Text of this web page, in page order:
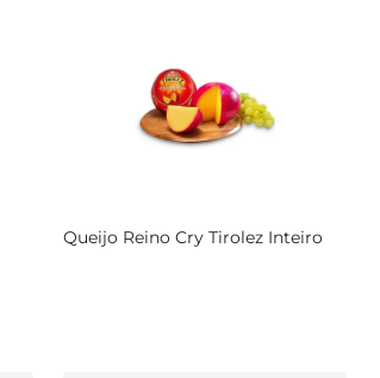
Queijo Reino Cry Tirolez Inteiro